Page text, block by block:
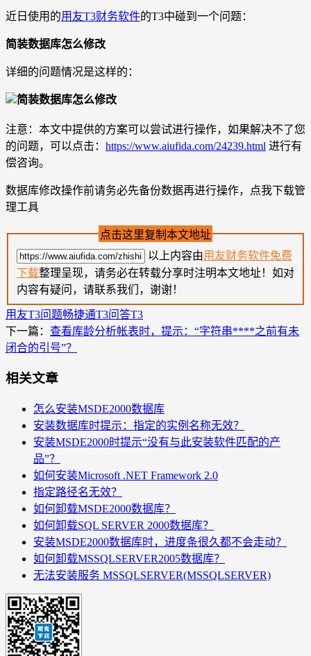
近日使用的用友T3财务软件的T3中碰到一个问题：
简装数据库怎么修改
详细的问题情况是这样的：
简装数据库怎么修改
注意：本文中提供的方案可以尝试进行操作，如果解决不了您
的问题，可以点击： https://www.aiufida.com/24239.html 进行有
偿咨询。
数据库修改操作前请务必先备份数据再进行操作，点我下载管
理工具
点击这里复制本文地址
以上内容由用友财务软件免费
下载整理呈现，请务必在转载分享时注明本文地址！如对
内容有疑问，请联系我们，谢谢！
用友T3问题畅捷通T3问答T3
下一篇： 查看库龄分析帐表时，提示：“字符串****之前有未
闭合的引号”？
相关文章
怎么安装MSDE2000数据库
安装数据库时提示：指定的实例名称无效？
安装MSDE2000时提示“没有与此安装软件匹配的产
品”？
如何安装Microsoft .NET Framework 2.0
指定路径名无效？
如何卸载MSDE2000数据库？
如何卸载SQL SERVER 2000数据库？
安装MSDE2000数据库时，进度条很久都不会走动？
如何卸载MSSQLSERVER2005数据库？
无法安装服务 MSSQLSERVER(MSSQLSERVER)